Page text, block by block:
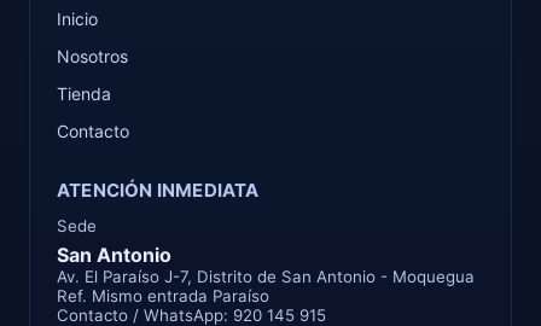
Inicio
Nosotros
Tienda
Contacto
ATENCIÓN INMEDIATA
Sede
San Antonio
Av. El Paraíso J-7, Distrito de San Antonio - Moquegua
Ref. Mismo entrada Paraíso
Contacto / WhatsApp: 920 145 915